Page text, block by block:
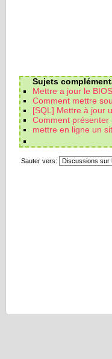
Sujets
Mettre a jour le BIOS
Comment mettre
[SQL] Mettre à jour
Comment présenter
mettre en ligne un
Sauter vers: